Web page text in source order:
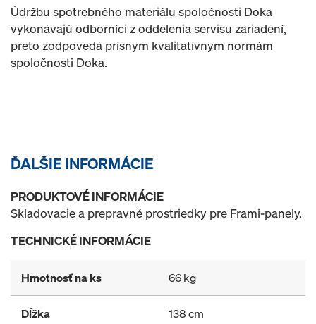
Údržbu spotrebného materiálu spoločnosti Doka
vykonávajú odborníci z oddelenia servisu zariadení,
preto zodpovedá prísnym kvalitatívnym normám
spoločnosti Doka.
ĎALŠIE INFORMÁCIE
PRODUKTOVÉ INFORMÁCIE
Skladovacie a prepravné prostriedky pre Frami-panely.
TECHNICKÉ INFORMÁCIE
Hmotnosť na ks 66 kg
Dĺžka 138 cm